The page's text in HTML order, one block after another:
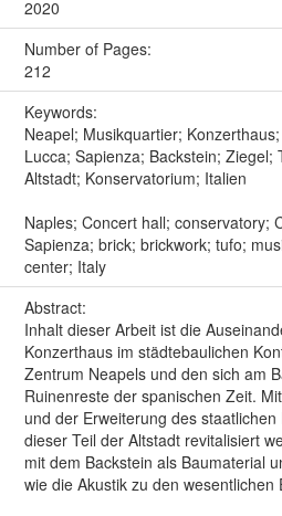
2020
Number of Pages:
212
Keywords:
Neapel; Musikquartier;
Lucca; Sapienza; Backstein; Ziegel;
Altstadt; Konservatorium; Italien
Naples; Concert hall; conservatory;
Sapienza; brick; brickwork; tufo;
center; Italy
Abstract:
Inhalt dieser Arbeit ist die
Konzerthaus im städtebaulichen
Zentrum Neapels und den sich am
Ruinenreste der spanischen Zeit.
und der Erweiterung des
dieser Teil der Altstadt revitalisiert
mit dem Backstein als Baumaterial
wie die Akustik zu den wesentlichen